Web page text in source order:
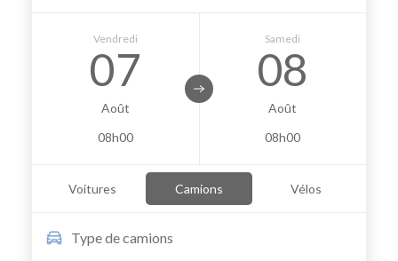
Vendredi
07
Août
08h00
Samedi
08
Août
08h00
Voitures Camions Vélos
Type decamions